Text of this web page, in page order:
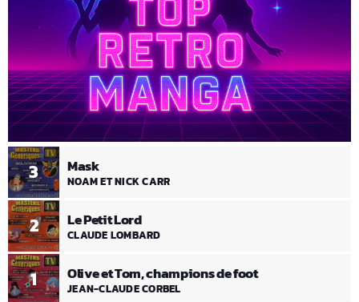
1 Olive et Tom, champions de foot
JEAN-CLAUDE CORBEL
2 Le Petit Lord
CLAUDE LOMBARD
3 Mask
NOAM ET NICK CARR